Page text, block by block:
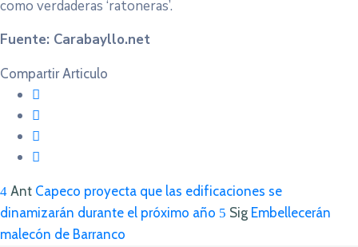
como verdaderas ‘ratoneras’.
Fuente: Carabayllo.net
Compartir Articulo
Ant Capeco proyecta que las edificaciones se
dinamizarán durante el próximo año
Sig Embellecerán
malecón de Barranco